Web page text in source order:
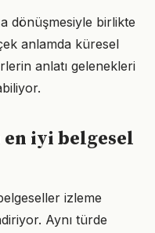
dönüşmesiyle birlikte
anlamda küresel
anlatı gelenekleri
iyi belgesel
izleme
Aynı türde